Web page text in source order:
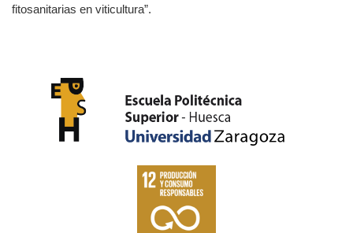
fitosanitarias en viticultura”.